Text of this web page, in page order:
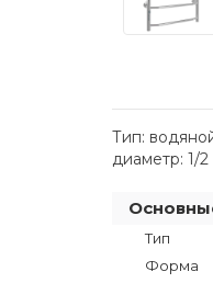
Тип:
диаметр: 1/
Тип
Форма